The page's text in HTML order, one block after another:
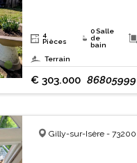
4
Pièces
0 Salle
de
bain
Terrain
€ 303.000 86805999
Gilly-sur-Isère - 73200